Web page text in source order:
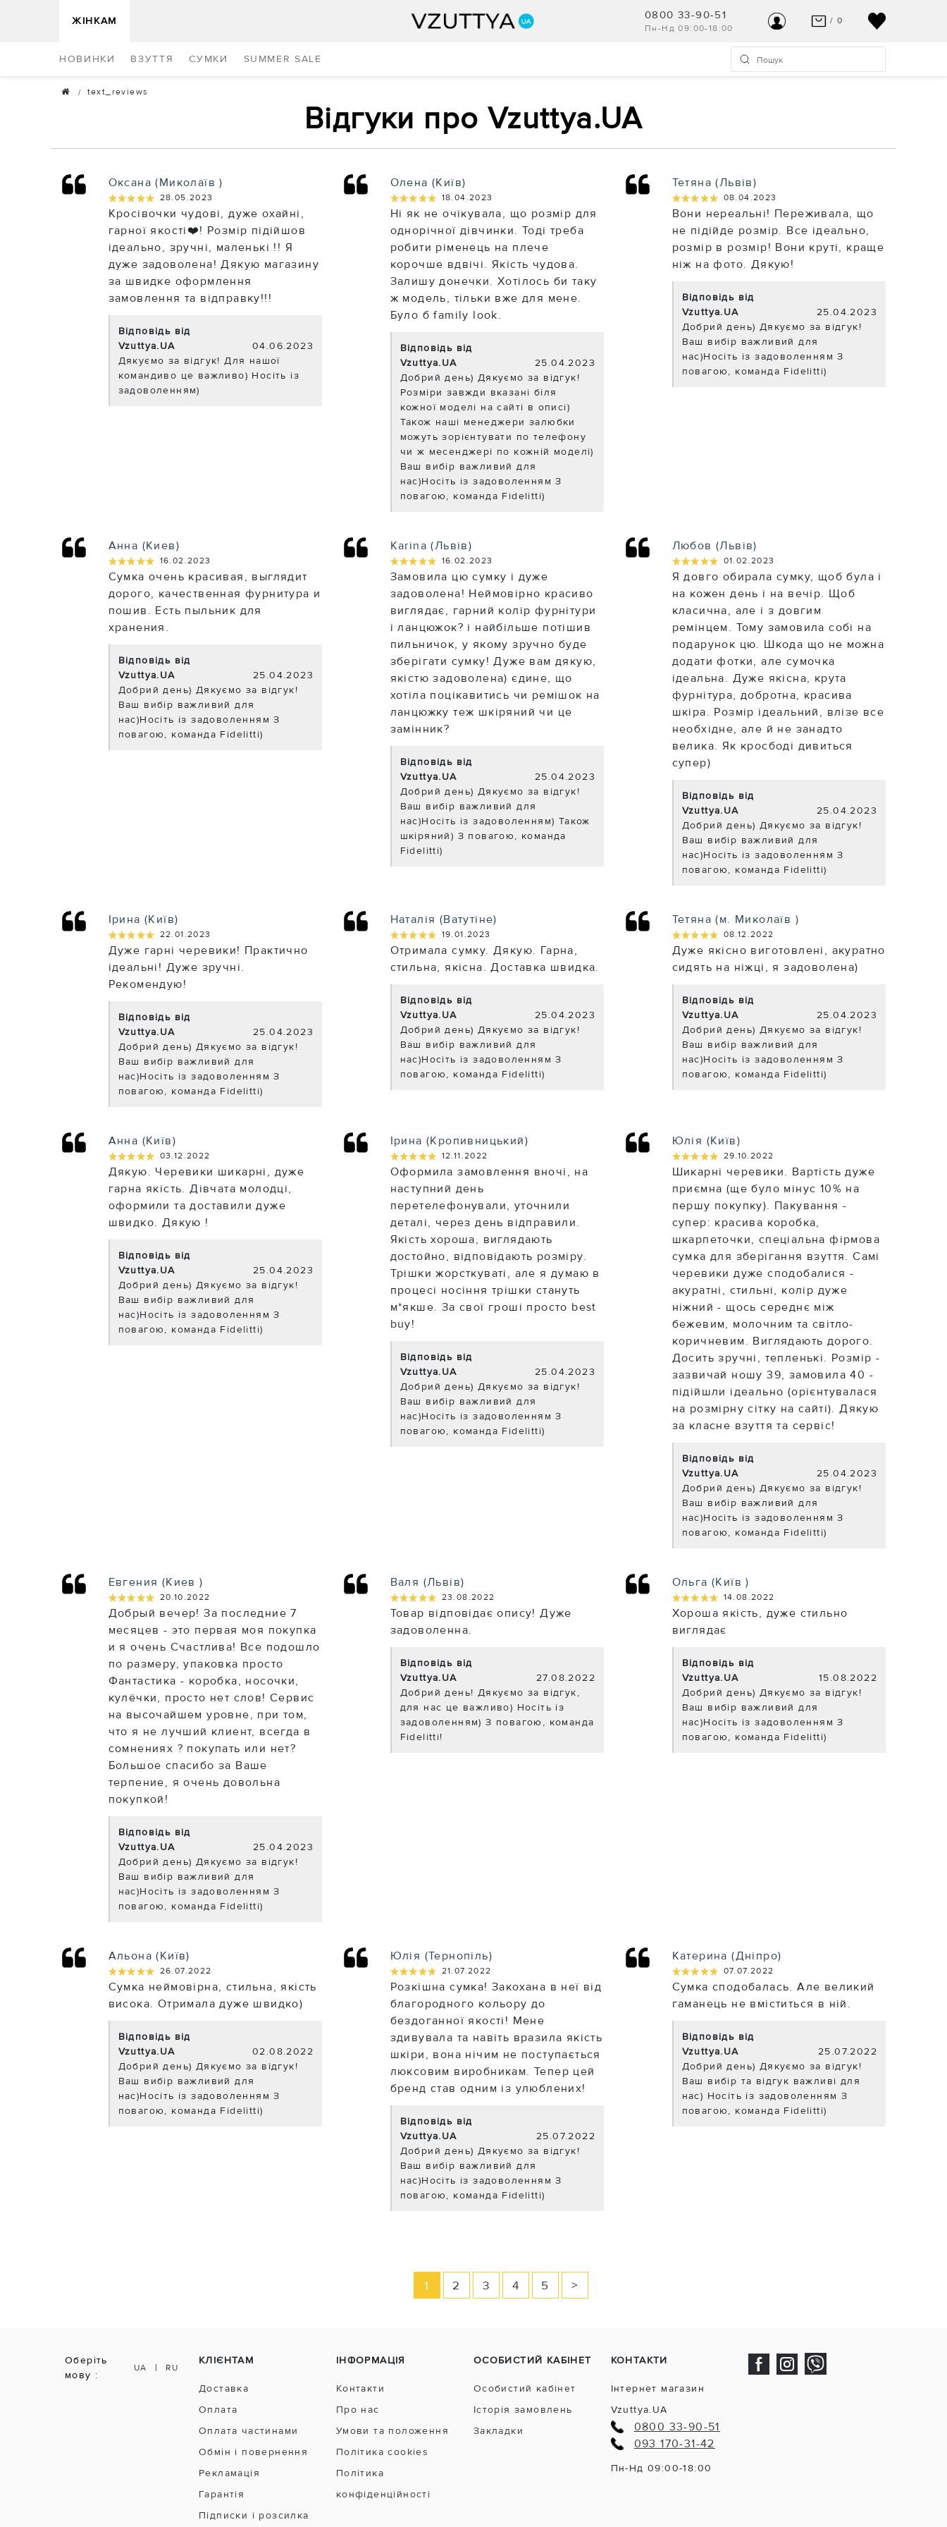
ЖІНКАМ 0800 33-90-51
Пн-Нд 09:00-18:00
/ 0
ВАШ КОШИК ПУСТИЙ
НОВИНКИ ВЗУТТЯ СУМКИ SUMMER SALE
text_reviews
Відгуки про Vzuttya.UA
Оксана (Миколаїв )
★★★★★
★★★★★ 28.05.2023
Кросівочки чудові, дуже охайні,
гарної якості❤️! Розмір підійшов
ідеально, зручні, маленькі !! Я
дуже задоволена! Дякую магазину
за швидке оформлення
замовлення та відправку!!!
Відповідь від
Vzuttya.UA
04.06.2023
Дякуємо за відгук! Для нашої
командиво це важливо) Носіть із
задоволенням)
Олена (Київ)
★★★★★
★★★★★ 18.04.2023
Ні як не очікувала, що розмір для
однорічної дівчинки. Тоді треба
робити ріменець на плече
корочше вдвічі. Якість чудова.
Залишу донечки. Хотілось би таку
ж модель, тільки вже для мене.
Було б family look.
Відповідь від
Vzuttya.UA
25.04.2023
Добрий день) Дякуємо за відгук!
Розміри завжди вказані біля
кожної моделі на сайті в описі)
Також наші менеджери залюбки
можуть зорієнтувати по телефону
чи ж месенджері по кожній моделі)
Ваш вибір важливий для
нас)Носіть із задоволенням З
повагою, команда Fidelitti)
Тетяна (Львів)
★★★★★
★★★★★ 08.04.2023
Вони нереальні! Переживала, що
не підійде розмір. Все ідеально,
розмір в розмір! Вони круті, краще
ніж на фото. Дякую!
Відповідь від
Vzuttya.UA
25.04.2023
Добрий день) Дякуємо за відгук!
Ваш вибір важливий для
нас)Носіть із задоволенням З
повагою, команда Fidelitti)
Анна (Киев)
★★★★★
★★★★★ 16.02.2023
Сумка очень красивая, выглядит
дорого, качественная фурнитура и
пошив. Есть пыльник для
хранения.
Відповідь від
Vzuttya.UA
25.04.2023
Добрий день) Дякуємо за відгук!
Ваш вибір важливий для
нас)Носіть із задоволенням З
повагою, команда Fidelitti)
Karina (Львів)
★★★★★
★★★★★ 16.02.2023
Замовила цю сумку і дуже
задоволена! Неймовірно красиво
виглядає, гарний колір фурнітури
і ланцюжок? і найбільше потішив
пильничок, у якому зручно буде
зберігати сумку! Дуже вам дякую,
якістю задоволена) єдине, що
хотіла поцікавитись чи ремішок на
ланцюжку теж шкіряний чи це
замінник?
Відповідь від
Vzuttya.UA
25.04.2023
Добрий день) Дякуємо за відгук!
Ваш вибір важливий для
нас)Носіть із задоволенням) Також
шкіряний) З повагою, команда
Fidelitti)
Любов (Львів)
★★★★★
★★★★★ 01.02.2023
Я довго обирала сумку, щоб була і
на кожен день і на вечір. Щоб
класична, але і з довгим
ремінцем. Тому замовила собі на
подарунок цю. Шкода що не можна
додати фотки, але сумочка
ідеальна. Дуже якісна, крута
фурнітура, добротна, красива
шкіра. Розмір ідеальний, влізе все
необхідне, але й не занадто
велика. Як кросбоді дивиться
супер)
Відповідь від
Vzuttya.UA
25.04.2023
Добрий день) Дякуємо за відгук!
Ваш вибір важливий для
нас)Носіть із задоволенням З
повагою, команда Fidelitti)
Ірина (Київ)
★★★★★
★★★★★ 22.01.2023
Дуже гарні черевики! Практично
ідеальні! Дуже зручні.
Рекомендую!
Відповідь від
Vzuttya.UA
25.04.2023
Добрий день) Дякуємо за відгук!
Ваш вибір важливий для
нас)Носіть із задоволенням З
повагою, команда Fidelitti)
Наталія (Ватутіне)
★★★★★
★★★★★ 19.01.2023
Отримала сумку. Дякую. Гарна,
стильна, якісна. Доставка швидка.
Відповідь від
Vzuttya.UA
25.04.2023
Добрий день) Дякуємо за відгук!
Ваш вибір важливий для
нас)Носіть із задоволенням З
повагою, команда Fidelitti)
Тетяна (м. Миколаїв )
★★★★★
★★★★★ 08.12.2022
Дуже якісно виготовлені, акуратно
сидять на ніжці, я задоволена)
Відповідь від
Vzuttya.UA
25.04.2023
Добрий день) Дякуємо за відгук!
Ваш вибір важливий для
нас)Носіть із задоволенням З
повагою, команда Fidelitti)
Анна (Київ)
★★★★★
★★★★★ 03.12.2022
Дякую. Черевики шикарні, дуже
гарна якість. Дівчата молодці,
оформили та доставили дуже
швидко. Дякую !
Відповідь від
Vzuttya.UA
25.04.2023
Добрий день) Дякуємо за відгук!
Ваш вибір важливий для
нас)Носіть із задоволенням З
повагою, команда Fidelitti)
Ірина (Кропивницький)
★★★★★
★★★★★ 12.11.2022
Оформила замовлення вночі, на
наступний день
перетелефонували, уточнили
деталі, через день відправили.
Якість хороша, виглядають
достойно, відповідають розміру.
Трішки жорсткуваті, але я думаю в
процесі носіння трішки стануть
м*якше. За свої гроші просто best
buy!
Відповідь від
Vzuttya.UA
25.04.2023
Добрий день) Дякуємо за відгук!
Ваш вибір важливий для
нас)Носіть із задоволенням З
повагою, команда Fidelitti)
Юлія (Київ)
★★★★★
★★★★★ 29.10.2022
Шикарні черевики. Вартість дуже
приємна (ще було мінус 10% на
першу покупку). Пакування -
супер: красива коробка,
шкарпеточки, спеціальна фірмова
сумка для зберігання взуття. Самі
черевики дуже сподобалися -
акуратні, стильні, колір дуже
ніжний - щось середнє між
бежевим, молочним та світло-
коричневим. Виглядають дорого.
Досить зручні, тепленькі. Розмір -
зазвичай ношу 39, замовила 40 -
підійшли ідеально (орієнтувалася
на розмірну сітку на сайті). Дякую
за класне взуття та сервіс!
Відповідь від
Vzuttya.UA
25.04.2023
Добрий день) Дякуємо за відгук!
Ваш вибір важливий для
нас)Носіть із задоволенням З
повагою, команда Fidelitti)
Евгения (Киев )
★★★★★
★★★★★ 20.10.2022
Добрый вечер! За последние 7
месяцев - это первая моя покупка
и я очень Счастлива! Все подошло
по размеру, упаковка просто
Фантастика - коробка, носочки,
кулёчки, просто нет слов! Сервис
на высочайшем уровне, при том,
что я не лучший клиент, всегда в
сомнениях ? покупать или нет?
Большое спасибо за Ваше
терпение, я очень довольна
покупкой!
Відповідь від
Vzuttya.UA
25.04.2023
Добрий день) Дякуємо за відгук!
Ваш вибір важливий для
нас)Носіть із задоволенням З
повагою, команда Fidelitti)
Валя (Львів)
★★★★★
★★★★★ 23.08.2022
Товар відповідає опису! Дуже
задоволенна.
Відповідь від
Vzuttya.UA
27.08.2022
Добрий день! Дякуємо за відгук,
для нас це важливо) Носіть із
задоволенням) З повагою, команда
Fidelitti!
Ольга (Київ )
★★★★★
★★★★★ 14.08.2022
Хороша якість, дуже стильно
виглядає
Відповідь від
Vzuttya.UA
15.08.2022
Добрий день) Дякуємо за відгук!
Ваш вибір важливий для
нас)Носіть із задоволенням З
повагою, команда Fidelitti)
Альона (Київ)
★★★★★
★★★★★ 26.07.2022
Сумка неймовірна, стильна, якість
висока. Отримала дуже швидко)
Відповідь від
Vzuttya.UA
02.08.2022
Добрий день) Дякуємо за відгук!
Ваш вибір важливий для
нас)Носіть із задоволенням З
повагою, команда Fidelitti)
Юлія (Тернопіль)
★★★★★
★★★★★ 21.07.2022
Розкішна сумка! Закохана в неї від
благородного кольору до
бездоганної якості! Мене
здивувала та навіть вразила якість
шкіри, вона нічим не поступається
люксовим виробникам. Тепер цей
бренд став одним із улюблених!
Відповідь від
Vzuttya.UA
25.07.2022
Добрий день) Дякуємо за відгук!
Ваш вибір важливий для
нас)Носіть із задоволенням З
повагою, команда Fidelitti)
Катерина (Дніпро)
★★★★★
★★★★★ 07.07.2022
Сумка сподобалась. Але великий
гаманець не вміститься в ній.
Відповідь від
Vzuttya.UA
25.07.2022
Добрий день) Дякуємо за відгук!
Ваш вибір та відгук важливі для
нас) Носіть із задоволенням З
повагою, команда Fidelitti)
1 2 3 4 5 >
Оберіть
мову :
UA | RU
КЛІЄНТАМ
Доставка
Оплата
Оплата частинами
Обмін і повернення
Рекламація
Гарантія
Підписки і розсилка
ІНФОРМАЦІЯ
Контакти
Про нас
Умови та положення
Політика cookies
Політика
конфіденційності
ОСОБИСТИЙ КАБІНЕТ
Особистий кабінет
Історія замовлень
Закладки
КОНТАКТИ
Інтернет магазин
Vzuttya.UA
0800 33-90-51
093 170-31-42
Пн-Нд 09:00-18:00